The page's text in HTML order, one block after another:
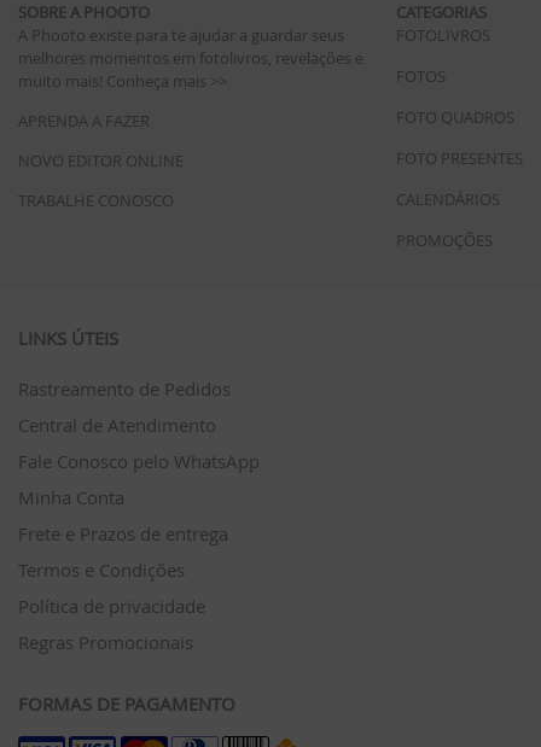
SOBRE A PHOOTO
A Phooto existe para te ajudar a guardar seus
melhores momentos em fotolivros, revelações e
muito mais! Conheça mais >>
APRENDA A FAZER
NOVO EDITOR ONLINE
TRABALHE CONOSCO
CATEGORIAS
FOTOLIVROS
FOTOS
FOTO QUADROS
FOTO PRESENTES
CALENDÁRIOS
PROMOÇÕES
LINKS ÚTEIS
Rastreamento de Pedidos
Central de Atendimento
Fale Conosco pelo WhatsApp
Minha Conta
Frete e Prazos de entrega
Termos e Condições
Política de privacidade
Regras Promocionais
FORMAS DE PAGAMENTO